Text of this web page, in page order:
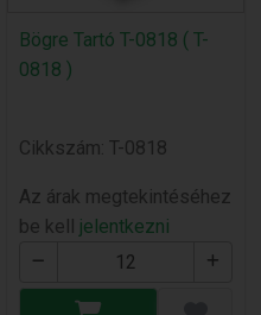
Bögre Tartó T-0818 ( T-
0818 )
Cikkszám: T-0818
Az árak megtekintéséhez
be kell jelentkezni